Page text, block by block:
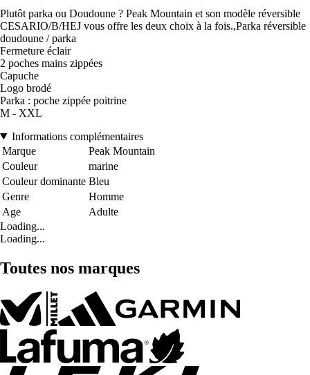
Plutôt parka ou Doudoune ? Peak Mountain et son modèle réversible
CESARIO/B/HEJ vous offre les deux choix à la fois.,Parka réversible
doudoune / parka
Fermeture éclair
2 poches mains zippées
Capuche
Logo brodé
Parka : poche zippée poitrine
M - XXL
Informations complémentaires
Marque
Peak Mountain
Couleur
marine
Couleur dominante Bleu
Genre
Homme
Age
Adulte
Loading...
Loading...
Toutes nos marques